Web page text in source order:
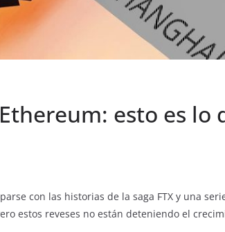
esto es lo
con las historias de la saga FTX y una
estos reveses no están deteniendo el